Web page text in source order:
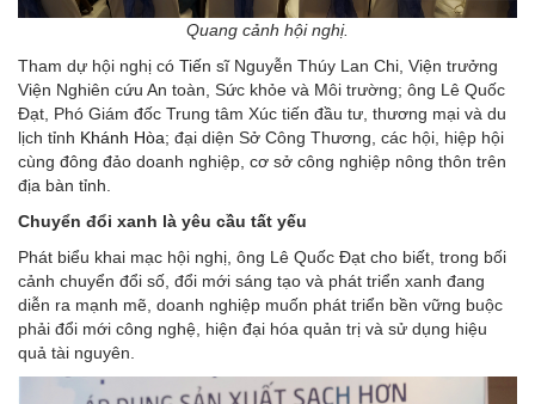
Quang cảnh hội nghị.
Tham dự hội nghị có Tiến sĩ Nguyễn Thúy Lan Chi, Viện trưởng
Viện Nghiên cứu An toàn, Sức khỏe và Môi trường; ông Lê Quốc
Đạt, Phó Giám đốc Trung tâm Xúc tiến đầu tư, thương mại và du
lịch tỉnh Khánh Hòa; đại diện Sở Công Thương, các hội, hiệp hội
cùng đông đảo doanh nghiệp, cơ sở công nghiệp nông thôn trên
địa bàn tỉnh.
Chuyển đổi xanh là yêu cầu tất yếu
Phát biểu khai mạc hội nghị, ông Lê Quốc Đạt cho biết, trong bối
cảnh chuyển đổi số, đổi mới sáng tạo và phát triển xanh đang
diễn ra mạnh mẽ, doanh nghiệp muốn phát triển bền vững buộc
phải đổi mới công nghệ, hiện đại hóa quản trị và sử dụng hiệu
quả tài nguyên.